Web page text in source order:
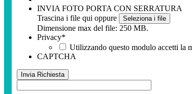
INVIA FOTO PORTA CON SERRATURA
Trascina i file qui oppure
Seleziona i file
Dimensione max del file: 250 MB.
Privacy*
Utilizzando questo modulo accetti la
CAPTCHA